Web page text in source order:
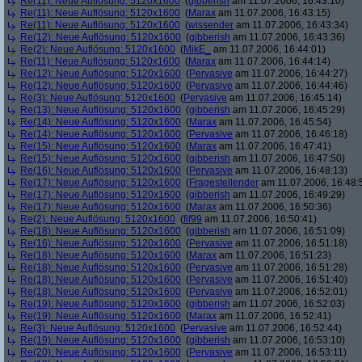
Re(11): Neue Auflösung: 5120x1600 (Marax am 11.07.2006, 16:43:15)
Re(11): Neue Auflösung: 5120x1600 (wissender am 11.07.2006, 16:43:34)
Re(12): Neue Auflösung: 5120x1600 (gibberish am 11.07.2006, 16:43:36)
Re(2): Neue Auflösung: 5120x1600 (MikE_
am 11.07.2006, 16:44:01)
Re(11): Neue Auflösung: 5120x1600 (Marax am 11.07.2006, 16:44:14)
Re(12): Neue Auflösung: 5120x1600 (Pervasive am 11.07.2006, 16:44:27)
Re(12): Neue Auflösung: 5120x1600 (Pervasive am 11.07.2006, 16:44:46)
Re(3): Neue Auflösung: 5120x1600 (Pervasive am 11.07.2006, 16:45:14)
Re(13): Neue Auflösung: 5120x1600 (gibberish am 11.07.2006, 16:45:29)
Re(14): Neue Auflösung: 5120x1600 (Marax am 11.07.2006, 16:45:54)
Re(14): Neue Auflösung: 5120x1600 (Pervasive am 11.07.2006, 16:46:18)
Re(15): Neue Auflösung: 5120x1600 (Marax am 11.07.2006, 16:47:41)
Re(15): Neue Auflösung: 5120x1600 (gibberish am 11.07.2006, 16:47:50)
Re(16): Neue Auflösung: 5120x1600 (Pervasive am 11.07.2006, 16:48:13)
Re(17): Neue Auflösung: 5120x1600 (Fragestellender am 11.07.2006,
Re(17): Neue Auflösung: 5120x1600 (gibberish am 11.07.2006, 16:49:29)
Re(17): Neue Auflösung: 5120x1600 (Marax am 11.07.2006, 16:50:36)
Re(2): Neue Auflösung: 5120x1600 (fif99 am 11.07.2006, 16:50:41)
Re(18): Neue Auflösung: 5120x1600 (gibberish am 11.07.2006, 16:51:09)
Re(16): Neue Auflösung: 5120x1600 (Pervasive am 11.07.2006, 16:51:18)
Re(18): Neue Auflösung: 5120x1600 (Marax am 11.07.2006, 16:51:23)
Re(18): Neue Auflösung: 5120x1600 (Pervasive am 11.07.2006, 16:51:28)
Re(18): Neue Auflösung: 5120x1600 (Pervasive am 11.07.2006, 16:51:40)
Re(18): Neue Auflösung: 5120x1600 (Pervasive am 11.07.2006, 16:52:01)
Re(19): Neue Auflösung: 5120x1600 (gibberish am 11.07.2006, 16:52:03)
Re(19): Neue Auflösung: 5120x1600 (Marax am 11.07.2006, 16:52:41)
Re(3): Neue Auflösung: 5120x1600 (Pervasive am 11.07.2006, 16:52:44)
Re(19): Neue Auflösung: 5120x1600 (gibberish am 11.07.2006, 16:53:10)
Re(20): Neue Auflösung: 5120x1600 (Pervasive am 11.07.2006, 16:53:11)